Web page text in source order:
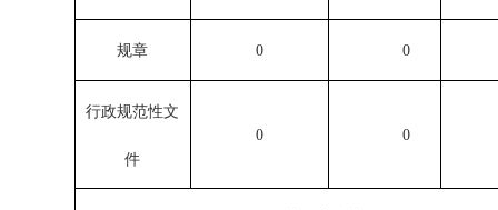
规章 0 0
行政规范性文
件
0 0